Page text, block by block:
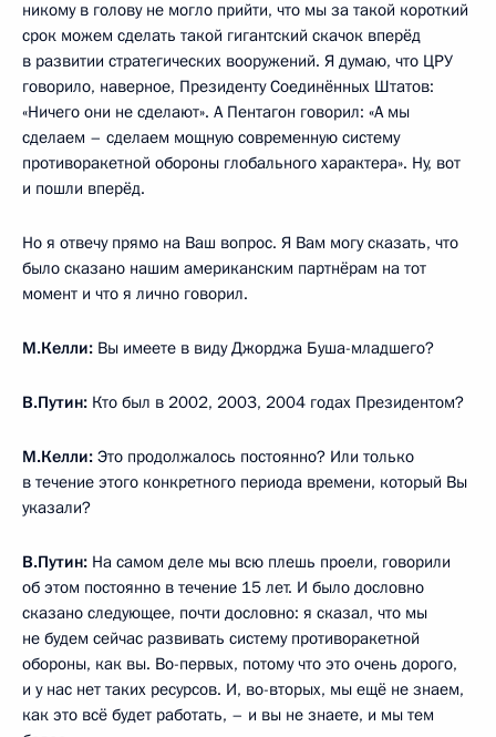
вещи.
М.Келли:То есть Вы не видели необходимости раскрывать
информацию.
Мы будем сокращать число носителей, число
боеголовок, согласно СНВ-3. То есть количество будет
сокращаться с обеих сторон, но при этом одна сторона,
То есть в конце концов, наступит ситуация, когда все наши
ядерные ракеты, весь ракетный потенциал России будет
Так это было и в советско-американские времена, это
4000 единицы ядерного вооружения, которыми Россия
располагает на данный момент, не могут преодолеть
противоракетные системы США на данный момент?
В.Путин: Могут. Сегодня могут. Но вы развиваете свои
антиракетные системы. Дальность антиракет возрастает,
точность увеличивается, это оружие совершенствуется.
Поэтому нам нужно адекватно отвечать на это, чтобы мы
могли преодолевать систему не только сегодня,
но и завтра, когда у вас появится новое оружие.